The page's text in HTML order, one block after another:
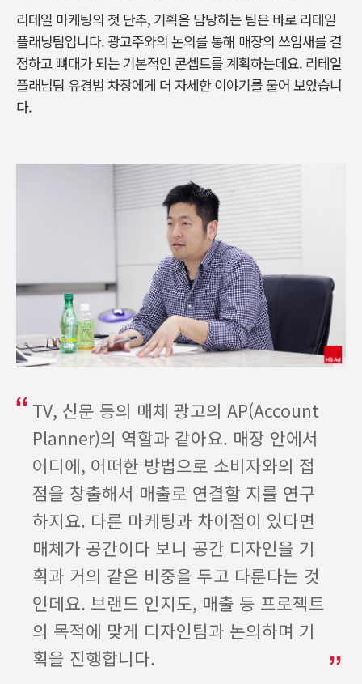
리테일 마케팅의 첫 단추, 기획을 담당하는 팀은 바로 리테일
플래닝팀입니다. 광고주와의 논의를 통해 매장의 쓰임새를 결
정하고 뼈대가 되는 기본적인 콘셉트를 계획하는데요. 리테일
플래님팀 유경범 차장에게 더 자세한 이야기를 물어 보았습니
다.
TV, 신문 등의 매체 광고의 AP(Account
Planner)의 역할과 같아요. 매장 안에서
어디에, 어떠한 방법으로 소비자와의 접
점을 창출해서 매출로 연결할 지를 연구
하지요. 다른 마케팅과 차이점이 있다면
매체가 공간이다 보니 공간 디자인을 기
획과 거의 같은 비중을 두고 다룬다는 것
인데요. 브랜드 인지도, 매출 등 프로젝트
의 목적에 맞게 디자인팀과 논의하며 기
획을 진행합니다.